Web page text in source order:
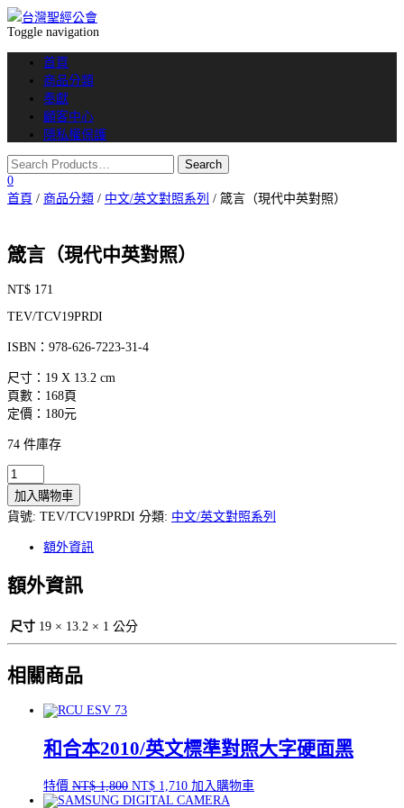
Toggle navigation
首頁
商品分類
奉獻
顧客中心
隱私權保護
0
首頁 / 商品分類 / 中文/英文對照系列 / 箴言（現代中英對照）
箴言（現代中英對照）
NT$ 171
TEV/TCV19PRDI
ISBN：978-626-7223-31-4
尺寸：19 X 13.2 cm
頁數：168頁
定價：180元
74 件庫存
箴
言
（現
對
數
量
加入購物車
貨號: TEV/TCV19PRDI 分類: 中文/英文對照系列
額外資訊
額外資訊
尺寸 19 × 13.2 × 1 公分
相關商品
和合本2010/英文標準對照大字硬面黑
特價 NT$1,800 原
始
NT$ 1,710目
前
加入購物車